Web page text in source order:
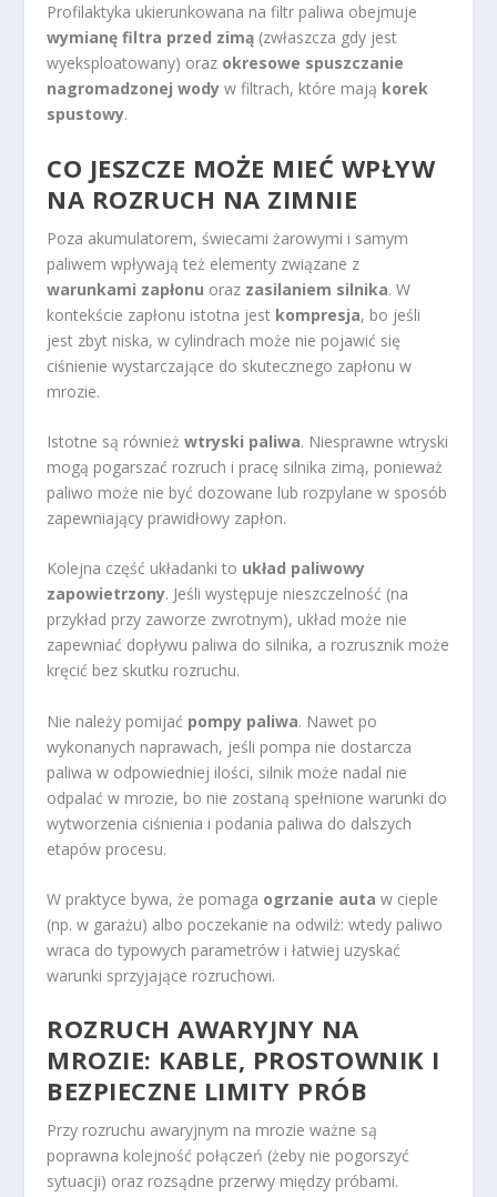
Profilaktyka ukierunkowana na filtr paliwa obejmuje
wymianę filtra przed zimą (zwłaszcza gdy jest
wyeksploatowany) oraz okresowe spuszczanie
nagromadzonej wody w filtrach, które mają korek
spustowy.
CO JESZCZE MOŻE MIEĆ WPŁYW
NA ROZRUCH NA ZIMNIE
Poza akumulatorem, świecami żarowymi i samym
paliwem wpływają też elementy związane z
warunkami zapłonu oraz zasilaniem silnika. W
kontekście zapłonu istotna jest kompresja, bo jeśli
jest zbyt niska, w cylindrach może nie pojawić się
ciśnienie wystarczające do skutecznego zapłonu w
mrozie.
Istotne są równieżwtryski paliwa. Niesprawne wtryski
mogą pogarszać rozruch i pracę silnika zimą, ponieważ
paliwo może nie być dozowane lub rozpylane w sposób
zapewniający prawidłowy zapłon.
Kolejna część układanki to układ paliwowy
zapowietrzony. Jeśli występuje nieszczelność (na
przykład przy zaworze zwrotnym), układ może nie
zapewniać dopływu paliwa do silnika, a rozrusznik może
kręcić bez skutku rozruchu.
Nie należy pomijać pompy paliwa. Nawet po
wykonanych naprawach, jeśli pompa nie dostarcza
paliwa w odpowiedniej ilości, silnik może nadal nie
odpalać w mrozie, bo nie zostaną spełnione warunki do
wytworzenia ciśnienia i podania paliwa do dalszych
etapów procesu.
W praktyce bywa, że pomaga ogrzanie auta w cieple
(np. w garażu) albo poczekanie na odwilż: wtedy paliwo
wraca do typowych parametrów i łatwiej uzyskać
warunki sprzyjające rozruchowi.
ROZRUCH AWARYJNY NA
MROZIE: KABLE, PROSTOWNIK I
BEZPIECZNE LIMITY PRÓB
Przy rozruchu awaryjnym na mrozie ważne są
poprawna kolejność połączeń (żeby nie pogorszyć
sytuacji) oraz rozsądne przerwy między próbami.